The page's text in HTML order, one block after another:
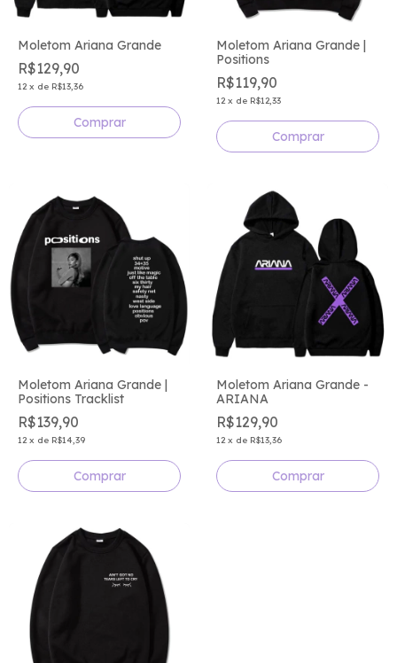
Moletom Ariana Grande
R$129,90
12 x de R$13,36
Comprar
Moletom Ariana Grande |
Positions
R$119,90
12 x de R$12,33
Comprar
Moletom Ariana Grande |
Positions Tracklist
R$139,90
12 x de R$14,39
Comprar
Moletom Ariana Grande -
ARIANA
R$129,90
12 x de R$13,36
Comprar